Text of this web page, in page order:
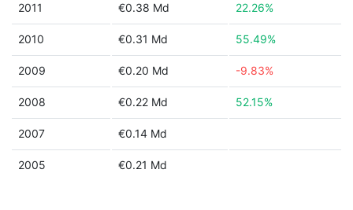
2011 €0.38 Md 22.26%
2010 €0.31 Md 55.49%
2009 €0.20 Md -9.83%
2008 €0.22 Md 52.15%
2007 €0.14 Md
2005 €0.21 Md